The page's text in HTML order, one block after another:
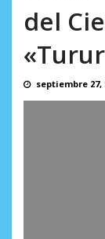
del
septiembre 27,